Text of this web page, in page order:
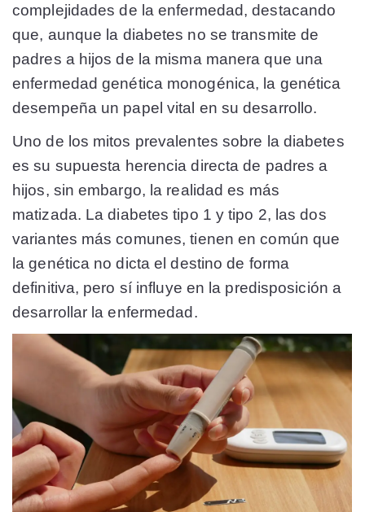
complejidades de la enfermedad, destacando
que, aunque la diabetes no se transmite de
padres a hijos de la misma manera que una
enfermedad genética monogénica, la genética
desempeña un papel vital en su desarrollo.
Uno de los mitos prevalentes sobre la diabetes
es su supuesta herencia directa de padres a
hijos, sin embargo, la realidad es más
matizada. La diabetes tipo 1 y tipo 2, las dos
variantes más comunes, tienen en común que
la genética no dicta el destino de forma
definitiva, pero sí influye en la predisposición a
desarrollar la enfermedad.